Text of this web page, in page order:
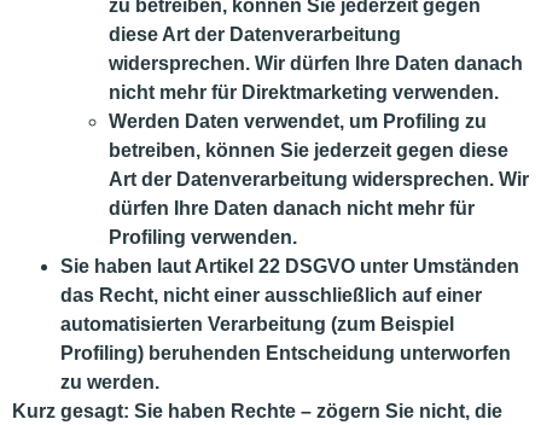
zu betreiben, können Sie jederzeit gegen
diese Art der Datenverarbeitung
widersprechen. Wir dürfen Ihre Daten danach
nicht mehr für Direktmarketing verwenden.
Werden Daten verwendet, um Profiling zu
betreiben, können Sie jederzeit gegen diese
Art der Datenverarbeitung widersprechen. Wir
dürfen Ihre Daten danach nicht mehr für
Profiling verwenden.
Sie haben laut Artikel 22 DSGVO unter Umständen
das Recht, nicht einer ausschließlich auf einer
automatisierten Verarbeitung (zum Beispiel
Profiling) beruhenden Entscheidung unterworfen
zu werden.
Kurz gesagt: Sie haben Rechte – zögern Sie nicht, die